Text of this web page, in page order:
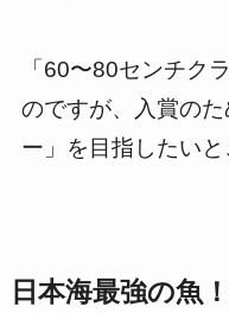
「60〜80センチク
のですが、入賞の
ー」を目指したいと
日本海最強の魚